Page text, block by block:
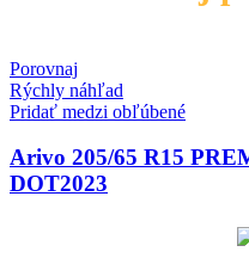
Porovnaj
Rýchly náhľad
Pridať medzi obľúbené
Arivo 205/65 R15
DOT2023